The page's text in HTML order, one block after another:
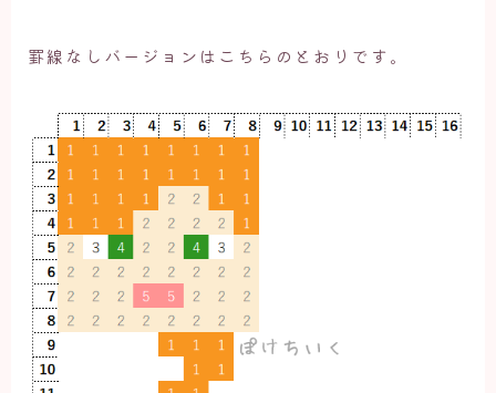
罫線なしバージョンはこちらのとおりです。